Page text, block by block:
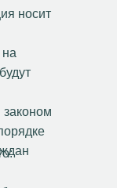
носит